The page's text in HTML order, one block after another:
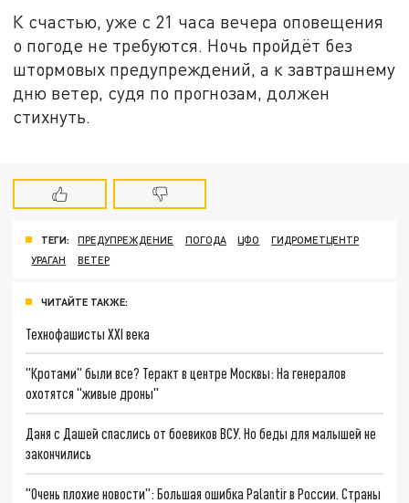
К счастью, уже с 21 часа вечера оповещения
о погоде не требуются. Ночь пройдёт без
штормовых предупреждений, а к завтрашнему
дню ветер, судя по прогнозам, должен
стихнуть.
ТЕГИ: ПРЕДУПРЕЖДЕНИЕ ПОГОДА ЦФО
ГИДРОМЕТЦЕНТР
УРАГАН
ВЕТЕР
ЧИТАЙТЕ ТАКЖЕ:
Технофашисты XXI века
"Кротами" были все? Теракт в центре Москвы: На генералов
охотятся "живые дроны"
Даня с Дашей спаслись от боевиков ВСУ. Но беды для малышей не
закончились
"Очень плохие новости": Большая ошибка Palantir в России. Страны